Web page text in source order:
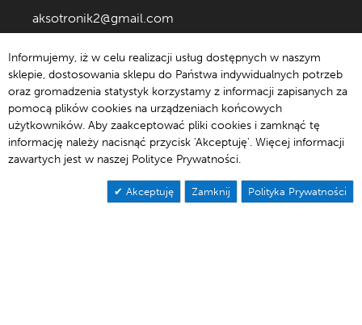
aksotronik2@gmail.com
© 1992-2021 Aksotronik.
Informujemy, iż w celu realizacji usług dostępnych w naszym
sklepie, dostosowania sklepu do Państwa indywidualnych potrzeb
oraz gromadzenia statystyk korzystamy z informacji zapisanych za
pomocą plików cookies na urządzeniach końcowych
użytkowników. Aby zaakceptować pliki cookies i zamknąć tę
informację należy nacisnąć przycisk 'Akceptuję'. Więcej informacji
zawartych jest w naszej Polityce Prywatności.
Akceptuję Zamknij Polityka Prywatności